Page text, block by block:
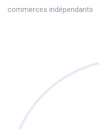
commerces indépendants